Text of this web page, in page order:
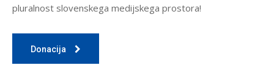
pluralnost slovenskega medijskega prostora!
Donacija